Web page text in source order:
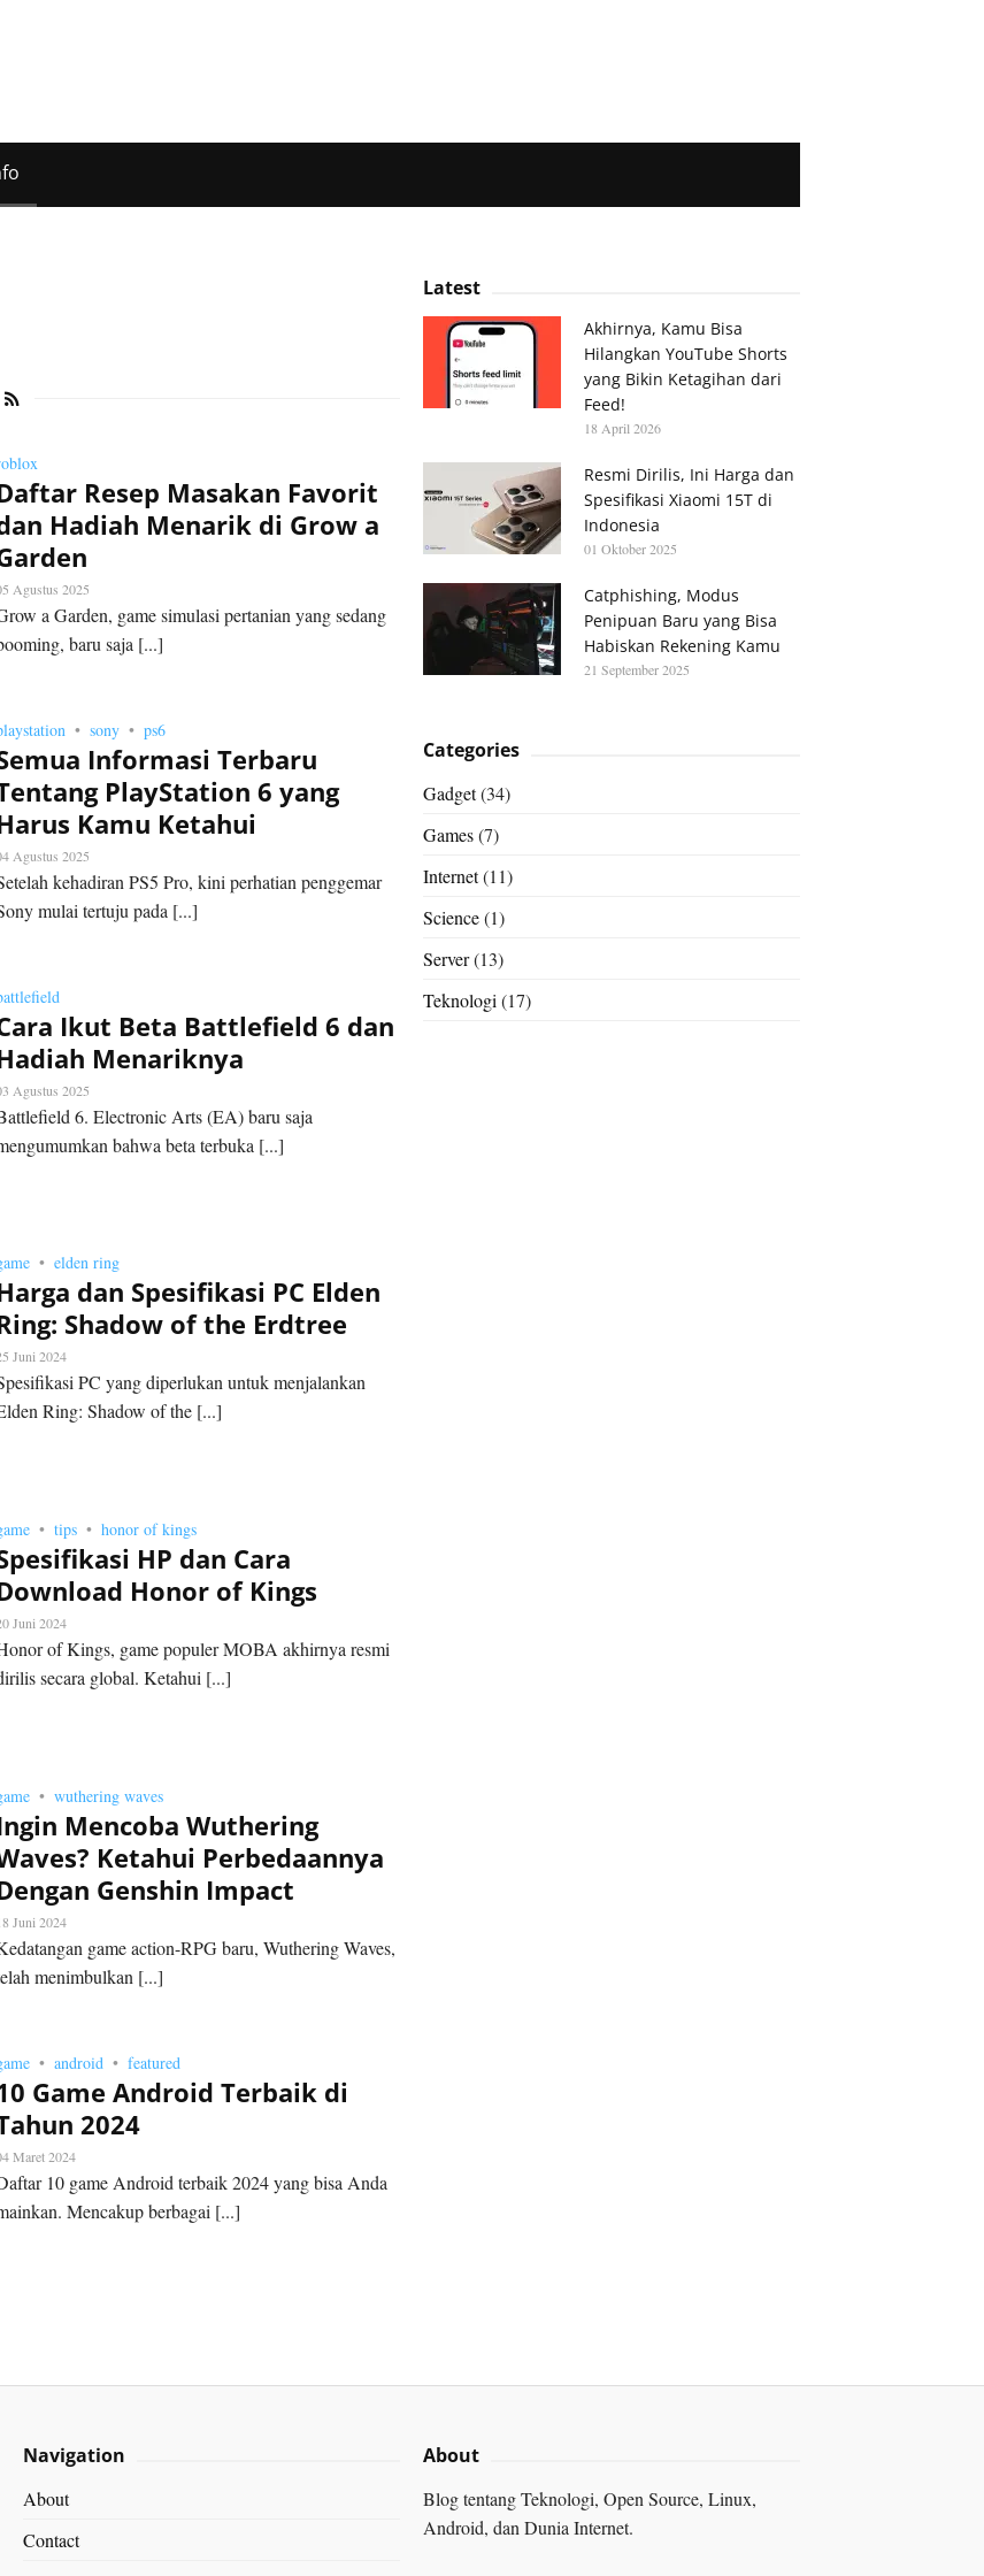
Resep Masakan Favorit
Hadiah Menarik di Grow a
Agustus 2025
a Garden, game simulasi pertanian yang sedang
baru saja [...]
sony ps6
Informasi Terbaru
PlayStation 6 yang
Kamu Ketahui
Agustus 2025
kehadiran PS5 Pro, kini perhatian penggemar
mulai tertuju pada [...]
Ikut Beta Battlefield 6 dan
Menariknya
Agustus 2025
6. Electronic Arts (EA) baru saja
bahwa beta terbuka [...]
elden ring
dan Spesifikasi PC Elden
Shadow of the Erdtree
Juni 2024
PC yang diperlukan untuk menjalankan
Ring: Shadow of the [...]
tips honor of kings
HP dan Cara
Honor of Kings
Juni 2024
of Kings, game populer MOBA akhirnya resmi
secara global. Ketahui [...]
wuthering waves
Mencoba Wuthering
Ketahui Perbedaannya
Genshin Impact
Juni 2024
game action-RPG baru, Wuthering Waves,
menimbulkan [...]
android featured
Game Android Terbaik di
2024
Maret 2024
10 game Android terbaik 2024 yang bisa Anda
Mencakup berbagai [...]
Latest
Akhirnya, Kamu Bisa
Hilangkan YouTube Shorts
yang Bikin Ketagihan dari
Feed!
18 April 2026
Resmi Dirilis, Ini Harga dan
Spesifikasi Xiaomi 15T di
Indonesia
01 Oktober 2025
Catphishing, Modus
Penipuan Baru yang Bisa
Habiskan Rekening Kamu
21 September 2025
Categories
Gadget(34)
Games(7)
Internet(11)
Science(1)
Server(13)
Teknologi (17)
Navigation
About
Contact
About
Blog tentang Teknologi, Open Source, Linux,
Android, dan Dunia Internet.